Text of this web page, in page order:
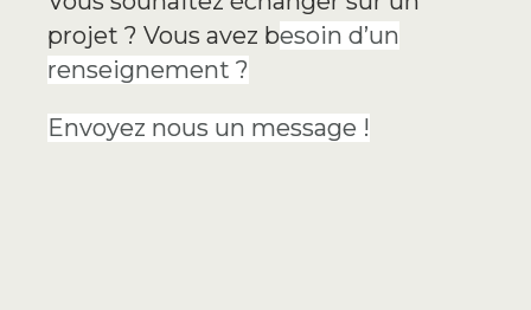
projet ? Vous avez besoin d’un
renseignement ?
Envoyez nous un message !